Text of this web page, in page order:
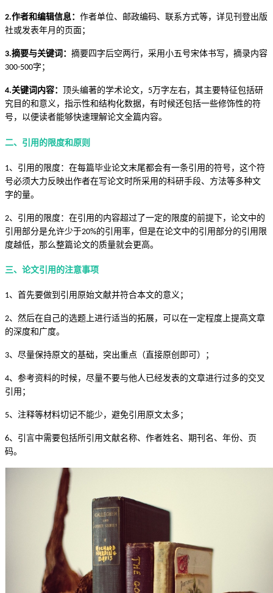
2.作者和编辑信息： 作者单位、邮政编码、联系方式等，详见刊登出版
社或发表年月的页面；
3.摘要与关键词： 摘要四字后空两行，采用小五号宋体书写，摘录内容
300-500字；
4.关键词内容： 顶头编著的学术论文， 5万字左右，其主要特征包括研
究目的和意义，指示性和结构化数据，有时候还包括一些修饰性的符
号，以便读者能够快速理解论文全篇内容。
二、引用的限度和原则
1、引用的限度：在每篇毕业论文末尾都会有一条引用的符号，这个符
号必须大力反映出作者在写论文时所采用的科研手段、方法等多种文
字的量。
2、引用的限度：在引用的内容超过了一定的限度的前提下，论文中的
引用部分是允许少于20%的引用率，但是在论文中的引用部分的引用限
度越低，那么整篇论文的质量就会更高。
三、论文引用的注意事项
1、首先要做到引用原始文献并符合本文的意义；
2、然后在自己的选题上进行适当的拓展，可以在一定程度上提高文章
的深度和广度。
3、尽量保持原文的基础，突出重点（直接原创即可）；
4、参考资料的时候，尽量不要与他人已经发表的文章进行过多的交叉
引用；
5、注释等材料切记不能少，避免引用原文太多；
6、 引言中需要包括所引用文献名称、作者姓名、期刊名、年份、页
码。